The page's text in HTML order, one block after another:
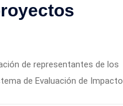
de representantes de los
de Evaluación de Impacto